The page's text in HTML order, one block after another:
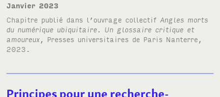
janvier 2023
Chapitre publié dans l’ouvrage collectif Angles morts
du numérique ubiquitaire. Un glossaire critique et
amoureux , Presses universitaires de Paris Nanterre,
2023.